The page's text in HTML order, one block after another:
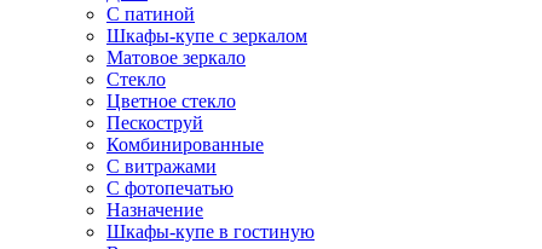
С патиной
Шкафы-купе с зеркалом
Матовое зеркало
Стекло
Цветное стекло
Пескоструй
Комбинированные
С витражами
С фотопечатью
Назначение
Шкафы-купе в гостиную